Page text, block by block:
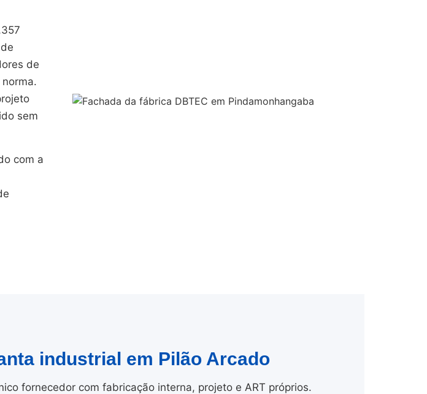
de
sem
com a
industrial em Pilão Arcado
fornecedor com fabricação interna, projeto e ART próprios.